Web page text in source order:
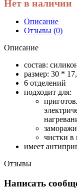
Нет в наличии
Описание
Отзывы (0)
Описание
состав:
размер: 30 *
6 отделений
подходит для:
чистки
имеет
Отзывы
Написать